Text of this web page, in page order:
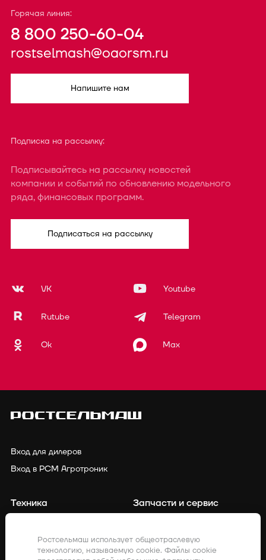
Горячая линия:
8 800 250-60-04
rostselmash@oaorsm.ru
Напишите нам
Подписка на рассылку:
Подписывайтесь на рассылку новостей
компании и событий по обновлению модельного
ряда, финансовых программ.
Подписаться на рассылку
VK Youtube
Rutube Telegram
Ok Max
Вход для дилеров
Вход в РСМ Агротроник
Техника
Точное земледелие
Запчасти и сервис
Клиенты о нас
Ростсельмаш использует общеотраслевую
технологию, называемую cookie. Файлы cookie